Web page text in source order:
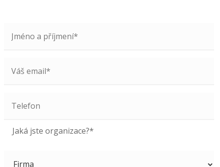
Jaká jste organizace?*